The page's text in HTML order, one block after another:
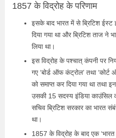
1857 के विद्रोह के परिणाम
इसके बाद भारत में से ब्रिटिश ईस्ट
दिया गया था और ब्रिटिश ताज ने
लिया था।
इस विद्रोह के पश्चात् कंपनी पर
गए ‘बोर्ड ऑफ कंट्रोल’ तथा
को समाप्त कर दिया गया था तथा
उसकी 15 सदस्य इंडिया काउंसिल
सचिव ब्रिटिश सरकार का भारत
था।
1857 के विद्रोह के बाद एक ‘भारत